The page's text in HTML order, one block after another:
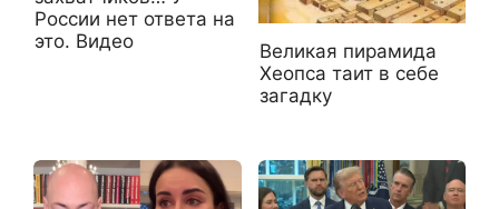
России нет ответа на
это. Видео
Великая пирамида
Хеопса таит в себе
загадку